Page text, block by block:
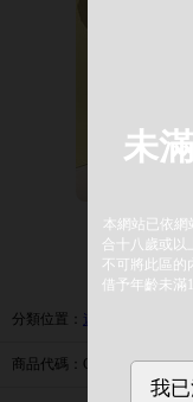
分類位置 ： 遊戲／女性向
商品代碼 ：COM209v042